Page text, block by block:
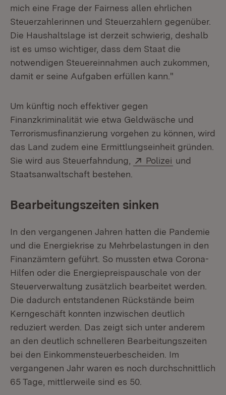
mich eine Frage der Fairness allen ehrlichen
Steuerzahlerinnen und Steuerzahlern gegenüber.
Die Haushaltslage ist derzeit schwierig, deshalb
ist es umso wichtiger, dass dem Staat die
notwendigen Steuereinnahmen auch zukommen,
damit er seine Aufgaben erfüllen kann."
Um künftig noch effektiver gegen
Finanzkriminalität wie etwa Geldwäsche und
Terrorismusfinanzierung vorgehen zu können, wird
das Land zudem eine Ermittlungseinheit gründen.
Sie wird aus Steuerfahndung,
Extern:
Polizei (Öffnet in
und
Staatsanwaltschaft bestehen.
Bearbeitungszeiten sinken
In den vergangenen Jahren hatten die Pandemie
und die Energiekrise zu Mehrbelastungen in den
Finanzämtern geführt. So mussten etwa Corona-
Hilfen oder die Energiepreispauschale von der
Steuerverwaltung zusätzlich bearbeitet werden.
Die dadurch entstandenen Rückstände beim
Kerngeschäft konnten inzwischen deutlich
reduziert werden. Das zeigt sich unter anderem
an den deutlich schnelleren Bearbeitungszeiten
bei den Einkommensteuerbescheiden. Im
vergangenen Jahr waren es noch durchschnittlich
65 Tage, mittlerweile sind es 50.